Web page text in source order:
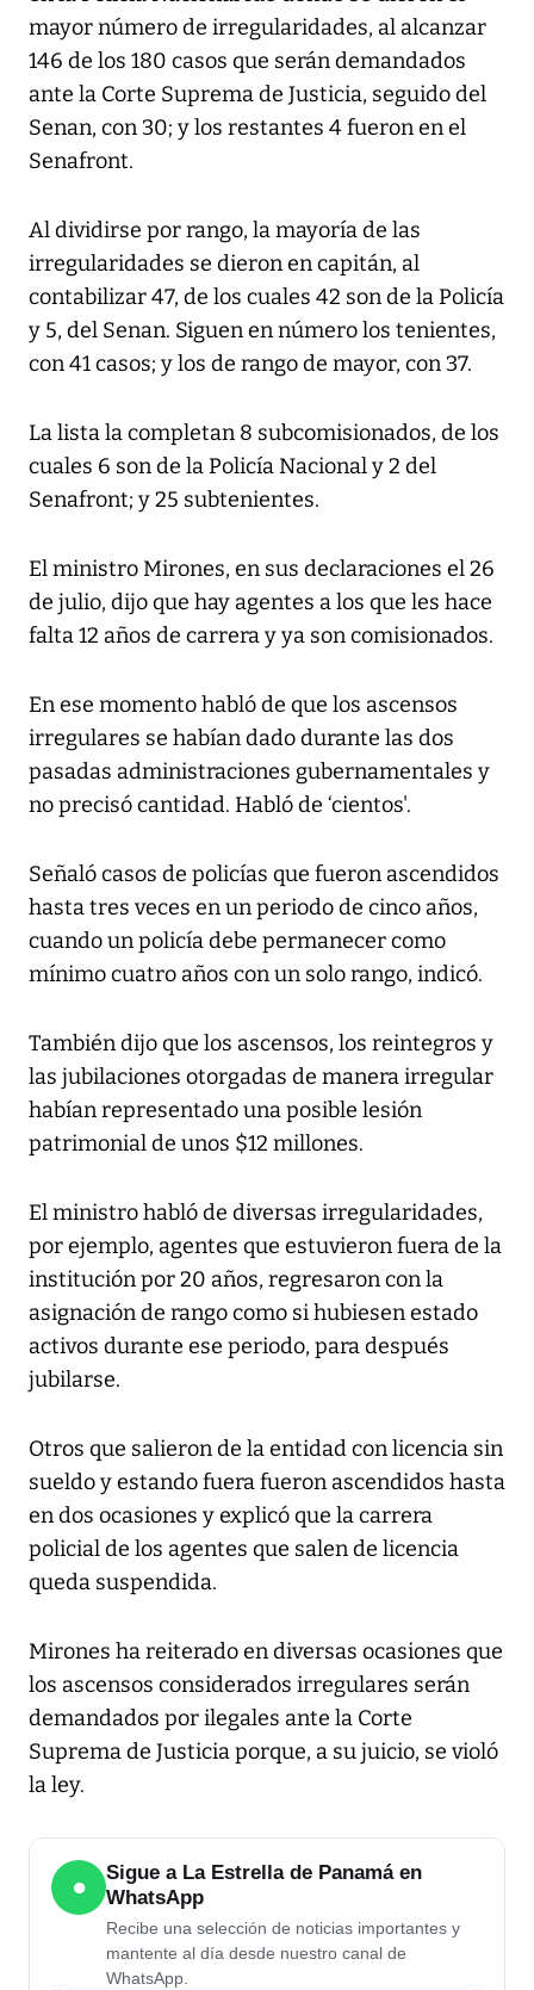
mayor número de irregularidades, al alcanzar
146 de los 180 casos que serán demandados
ante la Corte Suprema de Justicia, seguido del
Senan, con 30; y los restantes 4 fueron en el
Senafront.
Al dividirse por rango, la mayoría de las
irregularidades se dieron en capitán, al
contabilizar 47, de los cuales 42 son de la Policía
y 5, del Senan. Siguen en número los tenientes,
con 41 casos; y los de rango de mayor, con 37.
La lista la completan 8 subcomisionados, de los
cuales 6 son de la Policía Nacional y 2 del
Senafront; y 25 subtenientes.
El ministro Mirones, en sus declaraciones el 26
de julio, dijo que hay agentes a los que les hace
falta 12 años de carrera y ya son comisionados.
En ese momento habló de que los ascensos
irregulares se habían dado durante las dos
pasadas administraciones gubernamentales y
no precisó cantidad. Habló de ‘cientos'.
Señaló casos de policías que fueron ascendidos
hasta tres veces en un periodo de cinco años,
cuando un policía debe permanecer como
mínimo cuatro años con un solo rango, indicó.
También dijo que los ascensos, los reintegros y
las jubilaciones otorgadas de manera irregular
habían representado una posible lesión
patrimonial de unos $12 millones.
El ministro habló de diversas irregularidades,
por ejemplo, agentes que estuvieron fuera de la
institución por 20 años, regresaron con la
asignación de rango como si hubiesen estado
activos durante ese periodo, para después
jubilarse.
Otros que salieron de la entidad con licencia sin
sueldo y estando fuera fueron ascendidos hasta
en dos ocasiones y explicó que la carrera
policial de los agentes que salen de licencia
queda suspendida.
Mirones ha reiterado en diversas ocasiones que
los ascensos considerados irregulares serán
demandados por ilegales ante la Corte
Suprema de Justicia porque, a su juicio, se violó
la ley.
●
Sigue a La Estrella de Panamá en
WhatsApp
Recibe una selección de noticias importantes y
mantente al día desde nuestro canal de
WhatsApp.